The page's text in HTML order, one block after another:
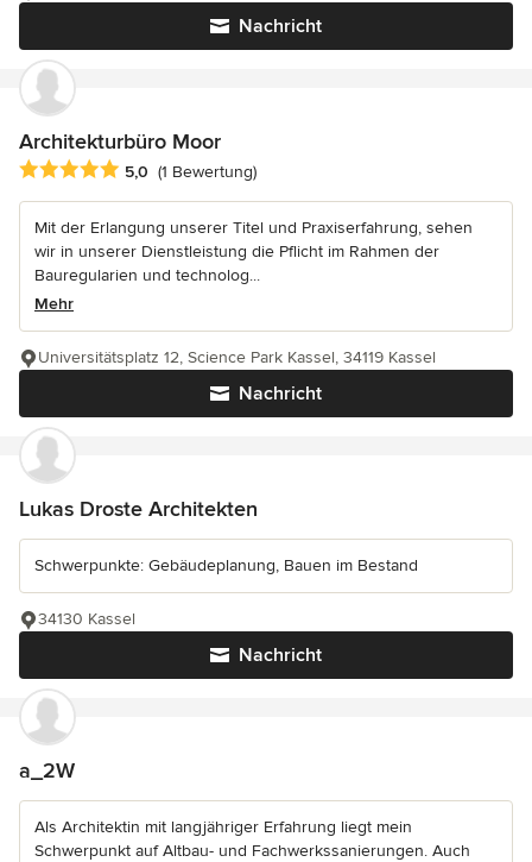
Nachricht
Architekturbüro Moor
Durchschnittliche Bewertung: 5 von 5 Sternen
5,0 (1 Bewertung)
Mit der Erlangung unserer Titel und Praxiserfahrung, sehen
wir in unserer Dienstleistung die Pflicht im Rahmen der
Bauregularien und technolog...
Mehr
Nachricht
Universitätsplatz 12, Science Park Kassel, 34119 Kassel
Lukas Droste Architekten
Schwerpunkte: Gebäudeplanung, Bauen im Bestand
Nachricht
34130 Kassel
a_2W
Als Architektin mit langjähriger Erfahrung liegt mein
Schwerpunkt auf Altbau- und Fachwerkssanierungen. Auch